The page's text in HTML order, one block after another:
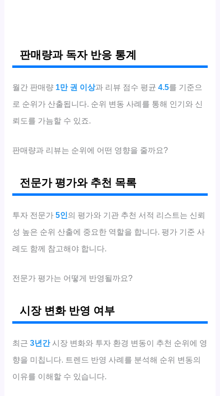
판매량과 독자 반응 통계
월간 판매량 1만 권 이상과 리뷰 점수 평균4.5를 기준으
로 순위가 산출됩니다. 순위 변동 사례를 통해 인기와 신
뢰도를 가늠할 수 있죠.
판매량과 리뷰는 순위에 어떤 영향을 줄까요?
전문가 평가와 추천 목록
투자 전문가5인의 평가와 기관 추천 서적 리스트는 신뢰
성 높은 순위 산출에 중요한 역할을 합니다. 평가 기준 사
례도 함께 참고해야 합니다.
전문가 평가는 어떻게 반영될까요?
시장 변화 반영 여부
최근3년간시장 변화와 투자 환경 변동이 추천 순위에 영
향을 미칩니다. 트렌드 반영 사례를 분석해 순위 변동의
이유를 이해할 수 있습니다.